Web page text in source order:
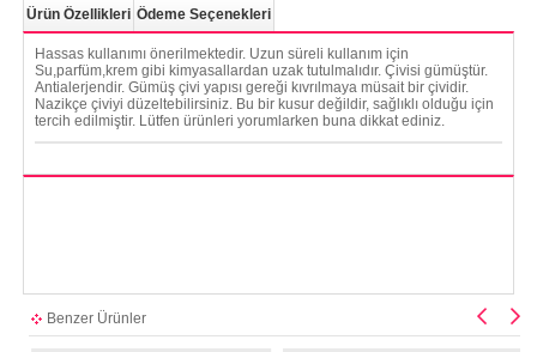
Ürün Özellikleri Ödeme Seçenekleri
Hassas kullanımı önerilmektedir. Uzun süreli kullanım için
Su,parfüm,krem gibi kimyasallardan uzak tutulmalıdır. Çivisi gümüştür.
Antialerjendir. Gümüş çivi yapısı gereği kıvrılmaya müsait bir çividir.
Nazikçe çiviyi düzeltebilirsiniz. Bu bir kusur değildir, sağlıklı olduğu için
tercih edilmiştir. Lütfen ürünleri yorumlarken buna dikkat ediniz.
Benzer Ürünler